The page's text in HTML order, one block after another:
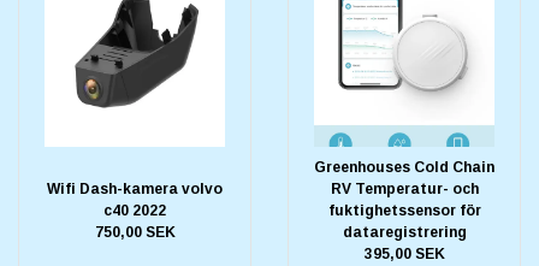
Wifi Dash-kamera volvo
c40 2022
750,00 SEK
Greenhouses Cold Chain
RV Temperatur- och
fuktighetssensor för
dataregistrering
395,00 SEK